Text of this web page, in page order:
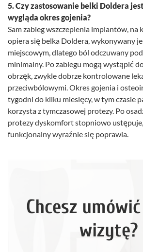
5. Czy zastosowanie belki Doldera
wygląda okres gojenia?
Sam zabieg wszczepienia implantów, na
opiera się belka Doldera, wykonywany
miejscowym, dlatego ból odczuwany
minimalny. Po zabiegu mogą wystąpić
obrzęk, zwykle dobrze kontrolowane
przeciwbólowymi. Okres gojenia i
tygodni do kilku miesięcy, w tym czasie
korzysta z tymczasowej protezy. Po
protezy dyskomfort stopniowo
funkcjonalny wyraźnie się poprawia.
Chcesz
wizytę?